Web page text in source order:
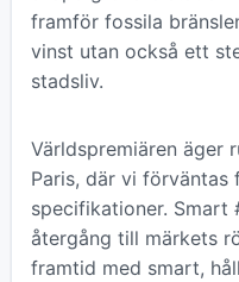
framför fossila
vinst utan också ett
stadsliv.
Världspremiären äger
Paris, där vi förväntas
specifikationer. Smart
återgång till märkets
framtid med smart,